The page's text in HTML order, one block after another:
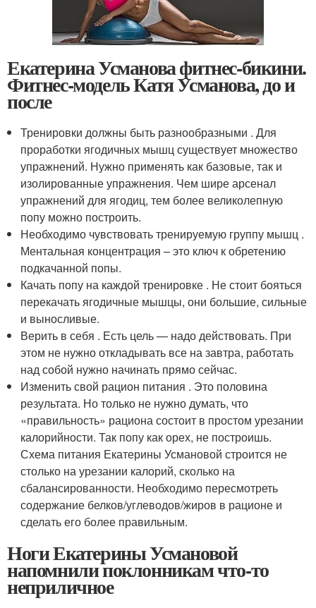
Екатерина Усманова фитнес-бикини.
Фитнес-модель Катя Усманова, до и
после
Тренировки должны быть разнообразными . Для
проработки ягодичных мышц существует множество
упражнений. Нужно применять как базовые, так и
изолированные упражнения. Чем шире арсенал
упражнений для ягодиц, тем более великолепную
попу можно построить.
Необходимо чувствовать тренируемую группу мышц .
Ментальная концентрация – это ключ к обретению
подкачанной попы.
Качать попу на каждой тренировке . Не стоит бояться
перекачать ягодичные мышцы, они большие, сильные
и выносливые.
Верить в себя . Есть цель — надо действовать. При
этом не нужно откладывать все на завтра, работать
над собой нужно начинать прямо сейчас.
Изменить свой рацион питания . Это половина
результата. Но только не нужно думать, что
«правильность» рациона состоит в простом урезании
калорийности. Так попу как орех, не построишь.
Схема питания Екатерины Усмановой строится не
столько на урезании калорий, сколько на
сбалансированности. Необходимо пересмотреть
содержание белков/углеводов/жиров в рационе и
сделать его более правильным.
Ноги Екатерины Усмановой
напомнили поклонникам что-то
неприличное